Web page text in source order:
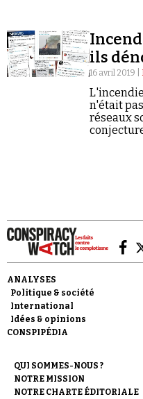
ils
16 avril 2019 |
n'était
réseaux
ANALYSES
Politique & société
International
Idées & opinions
CONSPIPÉDIA
QUI SOMMES-NOUS ?
NOTRE MISSION
NOTRE CHARTE ÉDITORIALE